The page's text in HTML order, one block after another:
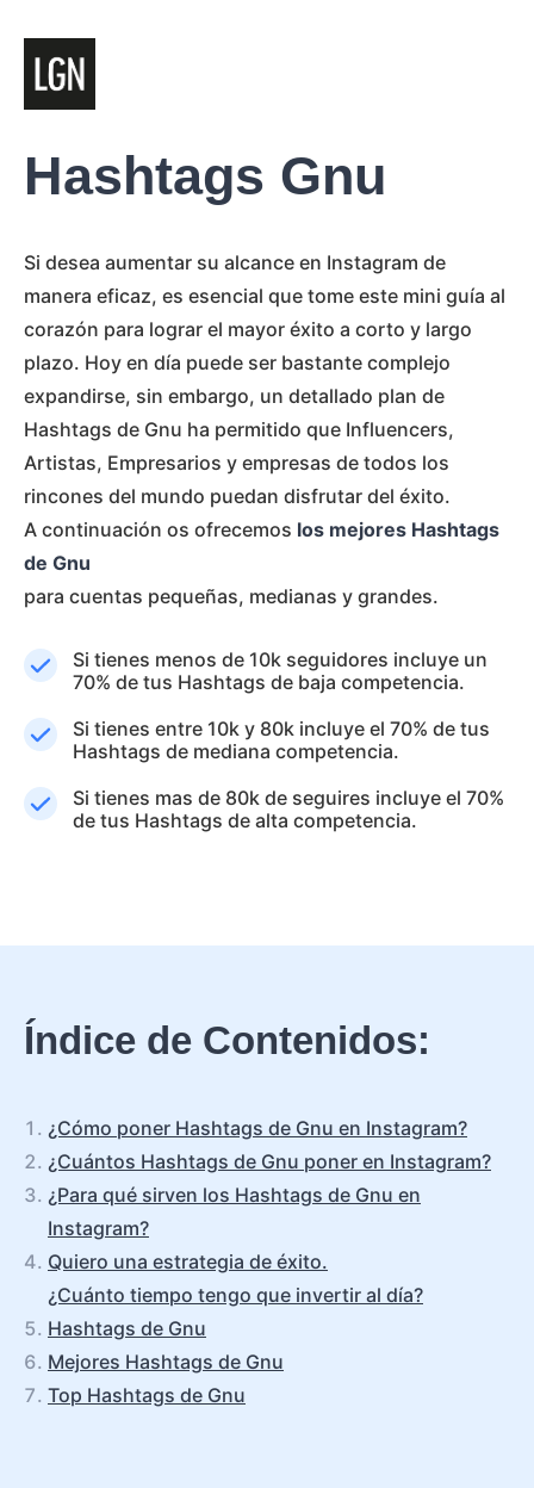
Hashtags Gnu
Si desea aumentar su alcance en Instagram de
manera eficaz, es esencial que tome este mini guía al
corazón para lograr el mayor éxito a corto y largo
plazo. Hoy en día puede ser bastante complejo
expandirse, sin embargo, un detallado plan de
Hashtags de Gnu ha permitido que Influencers,
Artistas, Empresarios y empresas de todos los
rincones del mundo puedan disfrutar del éxito.
A continuación os ofrecemos los mejores Hashtags
de Gnu
para cuentas pequeñas, medianas y grandes.
Si tienes menos de 10k seguidores incluye un
70% de tus Hashtags de baja competencia.
Si tienes entre 10k y 80k incluye el 70% de tus
Hashtags de mediana competencia.
Si tienes mas de 80k de seguires incluye el 70%
de tus Hashtags de alta competencia.
Índice de Contenidos:
¿Cómo poner Hashtags de Gnu en Instagram?
¿Cuántos Hashtags de Gnu poner en Instagram?
¿Para qué sirven los Hashtags de Gnu en
Instagram?
Quiero una estrategia de éxito.
¿Cuánto tiempo tengo que invertir al día?
Hashtags de Gnu
Mejores Hashtags de Gnu
Top Hashtags de Gnu